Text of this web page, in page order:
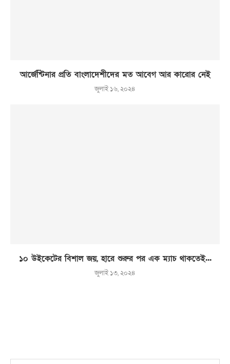
আর্জেন্টিনার প্রতি বাংলাদেশীদের মত আবেগ আর কারোর নেই
জুলাই ১৬, ২০২৪
১০ উইকেটের বিশাল জয়, হারে শুরুর পর এক ম্যাচ থাকতেই...
জুলাই ১৩, ২০২৪